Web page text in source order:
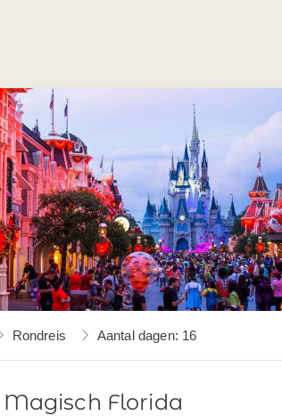
Rondreis Aantal dagen: 16
Magisch Florida